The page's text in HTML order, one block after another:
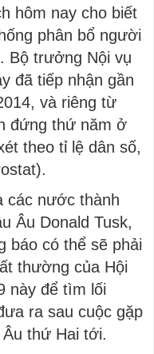
hôm nay cho biết
phân bổ người
Bộ trưởng Nội vụ
đã tiếp nhận gần
và riêng từ
đứng thứ năm ở
theo tỉ lệ dân số,
các nước thành
Âu Donald Tusk,
báo có thể sẽ phải
thường của Hội
này để tìm lối
ra sau cuộc gặp
thứ Hai tới.